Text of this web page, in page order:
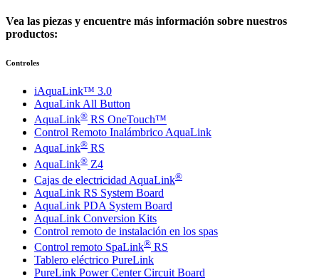
Vea las piezas y encuentre más información sobre nuestros
productos:
Controles
iAquaLink™ 3.0
AquaLink All Button
AquaLink® RS OneTouch™
Control Remoto Inalámbrico AquaLink
AquaLink® RS
AquaLink® Z4
Cajas de electricidad AquaLink®
AquaLink RS System Board
AquaLink PDA System Board
AquaLink Conversion Kits
Control remoto de instalación en los spas
Control remoto SpaLink® RS
Tablero eléctrico PureLink
PureLink Power Center Circuit Board